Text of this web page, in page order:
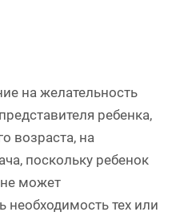
на желательность
ребенка,
возраста, на
поскольку ребенок
может
необходимость тех или